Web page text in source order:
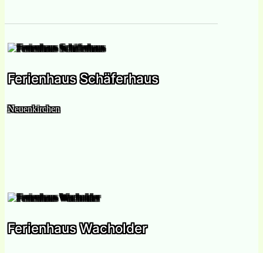
Ferienhaus Schäferhaus
Neuenkirchen
Ferienhaus Wacholder